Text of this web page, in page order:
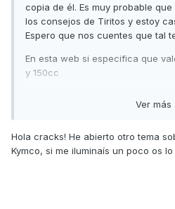
copia de él. Es muy probable
los consejos de Tiritos y estoy
Espero que nos cuentes que tal
En esta web si especifica que
y 150cc
PD24J-Carburetor-Carb-for-
Ver más
Hola cracks! He abierto otro tema
Kymco, si me iluminaís un poco os